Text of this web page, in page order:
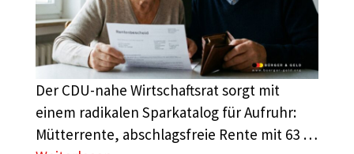
Der CDU-nahe Wirtschaftsrat sorgt mit
einem radikalen Sparkatalog für Aufruhr:
Mütterrente, abschlagsfreie Rente mit 63 …